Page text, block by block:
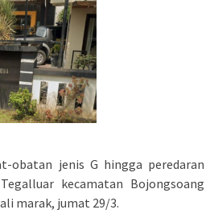
obatan jenis G hingga peredaran
kecamatan Bojongsoang
marak, jumat 29/3.